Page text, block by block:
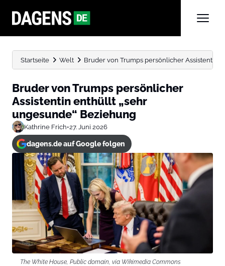
Startseite Welt Bruder von Trumps persönlicher Assistentin
Bruder von Trumps persönlicher
Assistentin enthüllt „sehr
ungesunde“ Beziehung
Kathrine Frich•27. Juni 2026
dagens.de auf Google folgen
The White House, Public domain, via Wikimedia Commons